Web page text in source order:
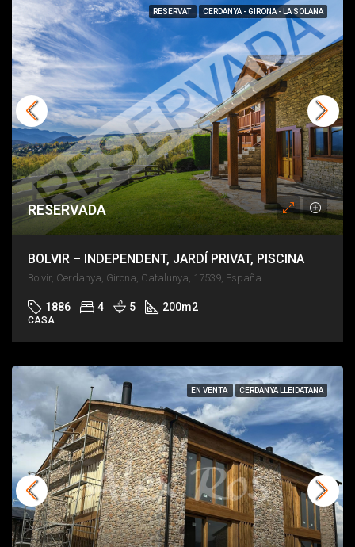
RESERVAT CERDANYA - GIRONA - LA SOLANA
RESERVADA
BOLVIR – INDEPENDENT, JARDÍ PRIVAT, PISCINA
Bolvir, Cerdanya, Girona, Catalunya, 17539, España
1886 4 5 200m2
CASA
EN VENTA CERDANYA LLEIDATANA